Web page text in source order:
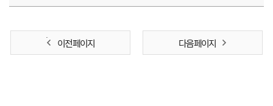
이전 페이지 다음 페이지